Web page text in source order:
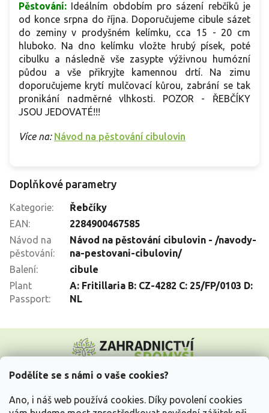
Podělíte se s námi o vaše cookies?
Ano, i náš web používá cookies. Díky povolení cookies
Pěstování: Ideálním obdobím pro sázení rebčíků je
od konce srpna do října. Doporučujeme cibule sázet
do zeminy v prodyšném kelímku, cca 15 - 20 cm
hluboko. Na dno kelímku vložte hrubý písek, poté
cibulku a následně vše zasypte výživnou humózní
půdou a vše přikryjte kamennou drtí. Na zimu
doporučujeme krytí mulčovací kůrou, zabrání se tak
pronikání nadměrné vlhkosti. POZOR - ŘEBČÍKY
JSOU JEDOVATÉ!!!
Více na: Návod na pěstování cibulovin
Doplňkové parametry
Kategorie:
Řebčíky
EAN:
2284900467585
Návod na
pěstování:
Návod na pěstování cibulovin - /navody-
na-pestovani-cibulovin/
Balení:
cibule
Plant
Passport:
A: Fritillaria B: CZ-4282 C: 25/FP/0103 D:
NL
p
Vše o nákupu